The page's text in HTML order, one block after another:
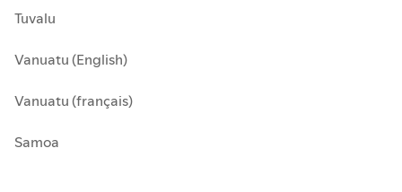
Tuvalu
Vanuatu (English)
Vanuatu (français)
Samoa